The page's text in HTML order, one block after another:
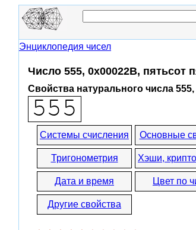
Энциклопедия чисел
Число 555, 0x00022B, пятьсот
Свойства натурального числа
Системы счисления Основные
Тригонометрия Хэши,
Дата и время Цвет по
Другие свойства